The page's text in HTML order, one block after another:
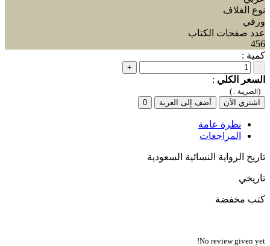
نوع الغلاف
ورقي
عدد صفحات الكتاب
456
كمية :
-
+
السعر الكلي :
(الضريبة : )
اشتري الآن
أضف إلى العربة 0
نظرة عامة
المراجعات
تاريخ الرواية النسائية السعودية
تاريخي
كتب مخفضة
No review given yet!